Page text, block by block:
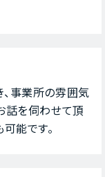
事業所の雰囲気
話を伺わせて頂
能です。